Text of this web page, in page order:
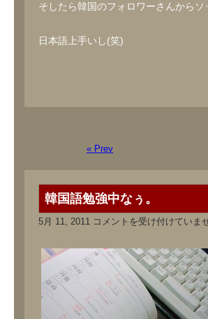
そしたら韓国のフォロワーさんから
日本語上手いし(笑)
« Prev
韓国語勉強中なぅ。
5月 11, 2011 韓
勉
強
ぅ。
コメントを受け付けていま